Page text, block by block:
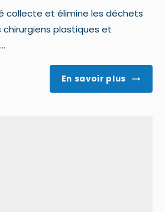
collecte et élimine les déchets
chirurgiens plastiques et
En savoir plus